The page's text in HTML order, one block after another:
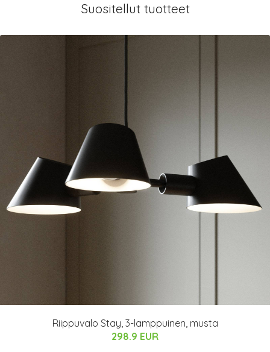
Suositellut tuotteet
Riippuvalo Stay, 3-lamppuinen, musta
298.9 EUR